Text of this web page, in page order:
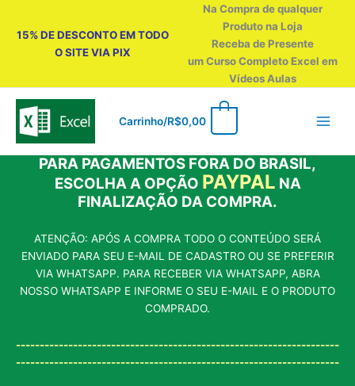
15% DE DESCONTO EM TODO
O SITE VIA PIX
Na Compra de qualquer
Produto na Loja
Receba de Presente
um Curso Completo Excel em
Vídeos Aulas
Carrinho/R$0,00
PARA PAGAMENTOS FORA DO BRASIL,
ESCOLHA A OPÇÃO PAYPAL NA
FINALIZAÇÃO DA COMPRA.
ATENÇÃO: APÓS A COMPRA TODO O CONTEÚDO SERÁ
ENVIADO PARA SEU E-MAIL DE CADASTRO OU SE PREFERIR
VIA WHATSAPP. PARA RECEBER VIA WHATSAPP, ABRA
NOSSO WHATSAPP E INFORME O SEU E-MAIL E O PRODUTO
COMPRADO.
--------------------------------------------------------------------
--------------------------------------------------------------------